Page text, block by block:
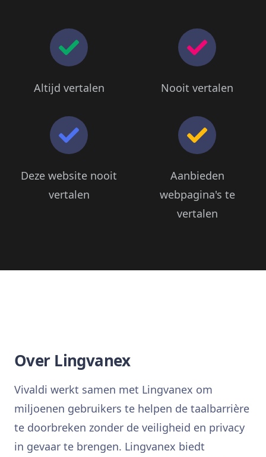
Altijd vertalen Nooit vertalen
Deze website nooit
vertalen
Aanbieden
webpagina's te
vertalen
Over Lingvanex
Vivaldi werkt samen met Lingvanex om
miljoenen gebruikers te helpen de taalbarrière
te doorbreken zonder de veiligheid en privacy
in gevaar te brengen. Lingvanex biedt